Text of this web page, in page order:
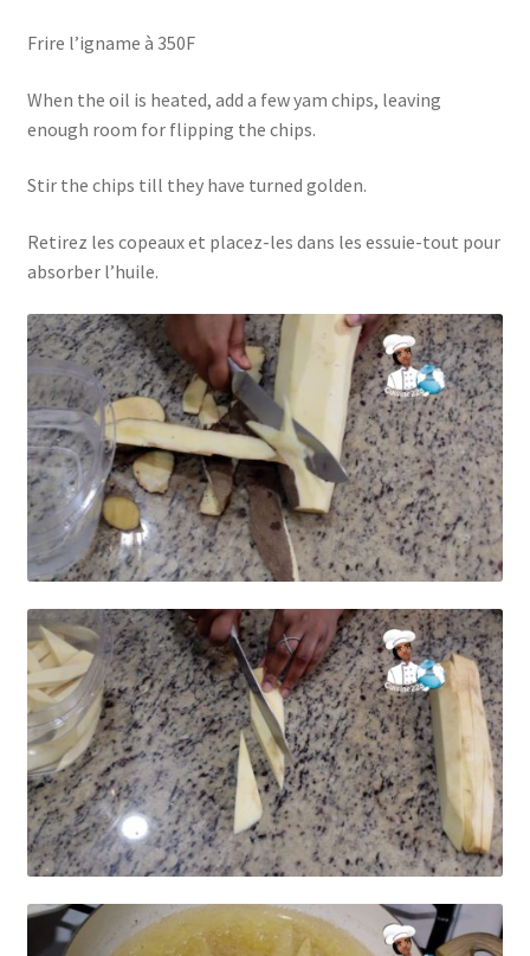
Frire l’igname à 350F
When the oil is heated, add a few yam chips, leaving
enough room for flipping the chips.
Stir the chips till they have turned golden.
Retirez les copeaux et placez-les dans les essuie-tout pour
absorber l’huile.